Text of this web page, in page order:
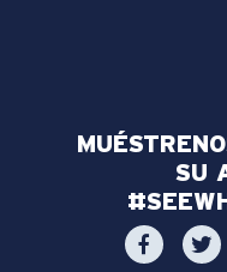
SU